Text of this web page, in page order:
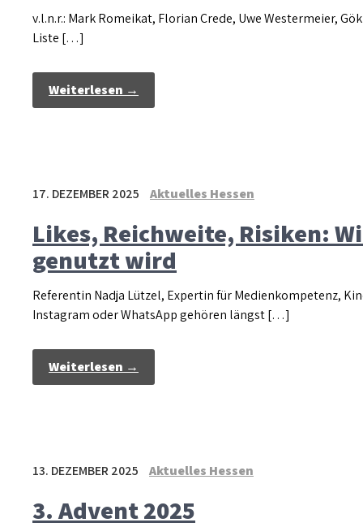
v.l.n.r.: Mark Romeikat, Florian Crede, Uwe Westermeier,
Liste […]
Weiterlesen →
17. DEZEMBER 2025 Aktuelles Hessen
Likes, Reichweite, Risiken:
genutzt wird
Referentin Nadja Lützel, Expertin für Medienkompetenz,
Instagram oder WhatsApp gehören längst […]
Weiterlesen →
13. DEZEMBER 2025 Aktuelles Hessen
3. Advent 2025